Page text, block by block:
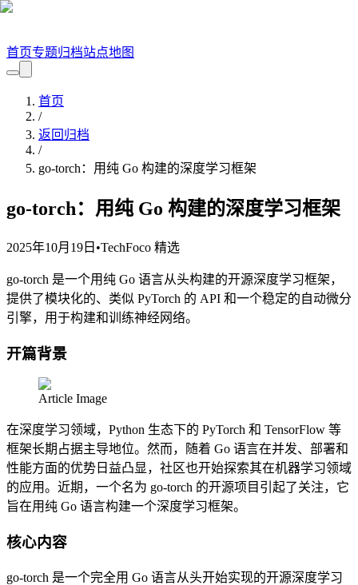
首页专题归档站点地图
首页
/
返回归档
/
go-torch：用纯 Go 构建的深度学习框架
go-torch：用纯 Go 构建的深度学习框架
2025年10月19日 •TechFoco 精选
go-torch 是一个用纯 Go 语言从头构建的开源深度学习框架，
提供了模块化的、类似 PyTorch 的 API 和一个稳定的自动微分
引擎，用于构建和训练神经网络。
开篇背景
Article Image
在深度学习领域，Python 生态下的 PyTorch 和 TensorFlow 等
框架长期占据主导地位。然而，随着 Go 语言在并发、部署和
性能方面的优势日益凸显，社区也开始探索其在机器学习领域
的应用。近期，一个名为 go-torch 的开源项目引起了关注，它
旨在用纯 Go 语言构建一个深度学习框架。
核心内容
go-torch 是一个完全用 Go 语言从头开始实现的开源深度学习